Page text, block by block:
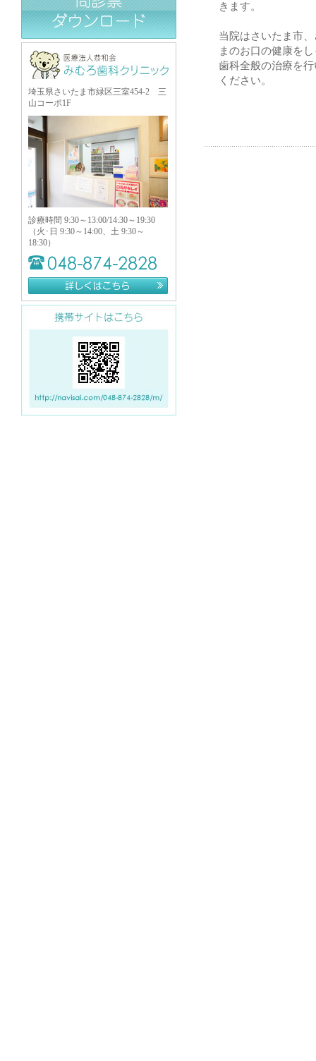
きます。
当院はさいたま市
まのお口の健康を
歯科全般の治療を
ください。
埼玉県さいたま市緑区三室454-2 三
山コーポ1F
診療時間 9:30～13:00/14:30～19:30
（火･日 9:30～14:00、土 9:30～
18:30）